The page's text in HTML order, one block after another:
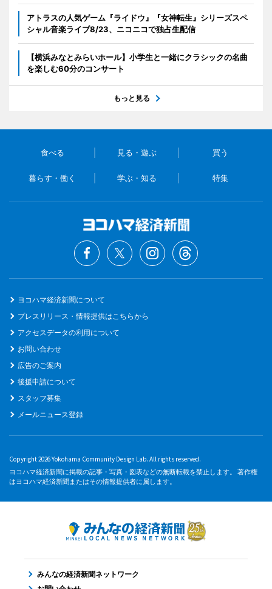
アトラスの人気ゲーム『ライドウ』『女神転生』シリーズスペ
シャル音楽ライブ8/23、ニコニコで独占生配信
【横浜みなとみらいホール】小学生と一緒にクラシックの名曲
を楽しむ60分のコンサート
もっと見る
食べる 見る・遊ぶ 買う
暮らす・働く 学ぶ・知る 特集
ヨコハマ経済新聞について
プレスリリース・情報提供はこちらから
アクセスデータの利用について
お問い合わせ
広告のご案内
後援申請について
スタッフ募集
メールニュース登録
Copyright 2026 Yokohama Community Design Lab. All rights reserved.
ヨコハマ経済新聞に掲載の記事・写真・図表などの無断転載を禁止します。 著作権
はヨコハマ経済新聞またはその情報提供者に属します。
みんなの経済新聞ネットワーク